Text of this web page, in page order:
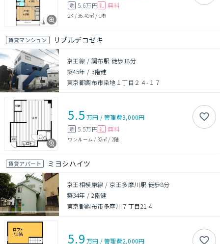
敷 5.6万円 礼 無料
2K /36.45㎡ / 1階
賃貸マンション リブルデコゼキ
京王線 / 調布駅 徒歩18分
築45年 / 3階建
東京都調布市染地１丁目２４-１７
5.5 万円 /管理費3,000円
敷 5.5万円 礼 無料
ワンルーム / 32㎡ / 2階
賃貸アパート ミヨシハイツ
京王相模原線 / 京王多摩川駅 徒歩8分
築34年 /2階建
東京都調布市多摩川７丁目21-4
5.9 万円 /管理費2,000円